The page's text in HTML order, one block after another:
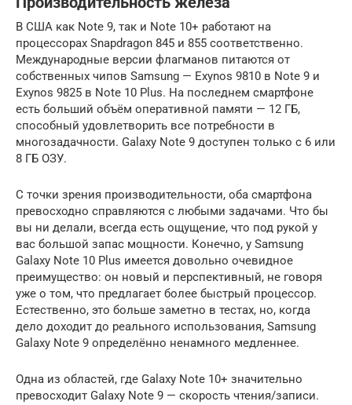
В США как Note 9, так и Note 10+ работают на
процессорах Snapdragon 845 и 855 соответственно.
Международные версии флагманов питаются от
собственных чипов Samsung — Exynos 9810 в Note 9 и
Exynos 9825 в Note 10 Plus. На последнем смартфоне
есть больший объём оперативной памяти — 12 ГБ,
способный удовлетворить все потребности в
многозадачности. Galaxy Note 9 доступен только с 6 или
8 ГБ ОЗУ.
С точки зрения производительности, оба смартфона
превосходно справляются с любыми задачами. Что бы
вы ни делали, всегда есть ощущение, что под рукой у
вас большой запас мощности. Конечно, у Samsung
Galaxy Note 10 Plus имеется довольно очевидное
преимущество: он новый и перспективный, не говоря
уже о том, что предлагает более быстрый процессор.
Естественно, это больше заметно в тестах, но, когда
дело доходит до реального использования, Samsung
Galaxy Note 9 определённо ненамного медленнее.
Одна из областей, где Galaxy Note 10+ значительно
превосходит Galaxy Note 9 — скорость чтения/записи.